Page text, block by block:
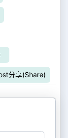
分享(Share)